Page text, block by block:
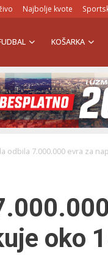
Najbolje kvote
KOŠARKA
odbila 7.000.000 evra za
oko